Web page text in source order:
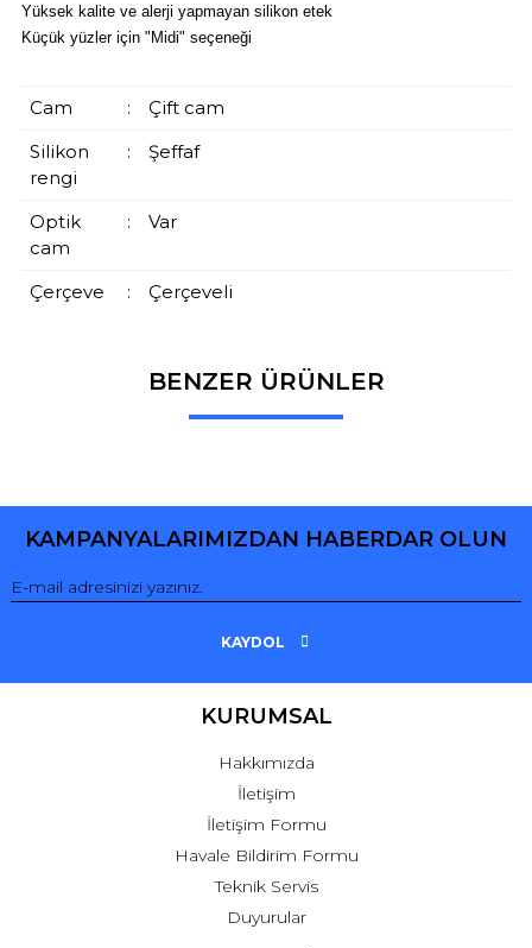
Yüksek kalite ve alerji yapmayan silikon etek
Küçük yüzler için "Midi" seçeneği
Cam :
Çift cam
Silikon
rengi
: Şeffaf
Optik
cam
: Var
Çerçeve : Çerçeveli
BENZER ÜRÜNLER
KAMPANYALARIMIZDAN HABERDAR OLUN
KAYDOL
KURUMSAL
Hakkımızda
İletişim
İletişim Formu
Havale Bildirim Formu
Teknik Servis
Duyurular